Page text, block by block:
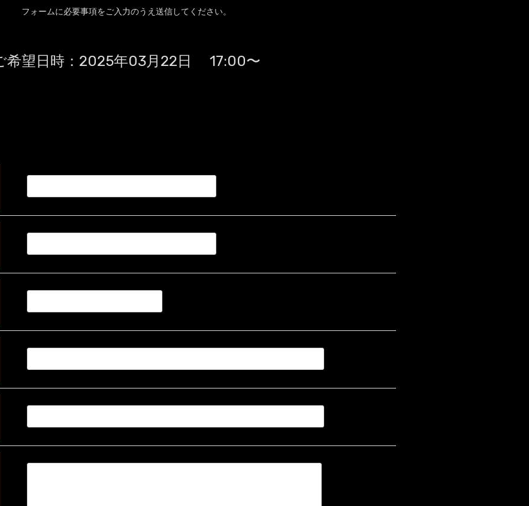
フォームに必要事項をご入力のうえ送信してください。
希望日時： 2025年03月22日 17:00〜